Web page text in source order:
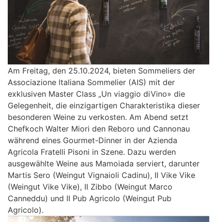
Am Freitag, den 25.10.2024, bieten Sommeliers der
Associazione ltaliana Sommelier (AIS) mit der
exklusiven Master Class „Un viaggio diVino» die
Gelegenheit, die einzigartigen Charakteristika dieser
besonderen Weine zu verkosten. Am Abend setzt
Chefkoch Walter Miori den Reboro und Cannonau
während eines Gourmet-Dinner in der Azienda
Agricola Fratelli Pisoni in Szene. Dazu werden
ausgewählte Weine aus Mamoiada serviert, darunter
Martis Sero (Weingut Vignaioli Cadinu), II Vike Vike
(Weingut Vike Vike), II Zibbo (Weingut Marco
Canneddu) und II Pub Agricolo (Weingut Pub
Agricolo).